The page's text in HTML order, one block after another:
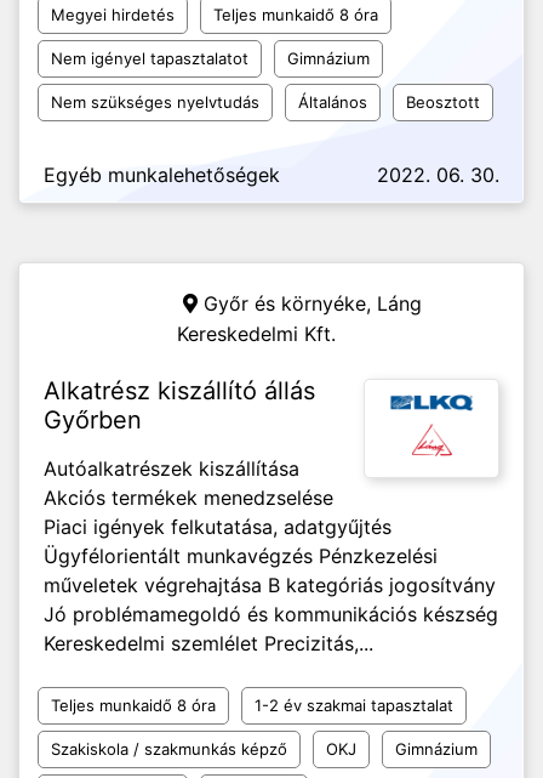
Megyei hirdetés Teljes munkaidő 8 óra
Nem igényel tapasztalatot Gimnázium
Nem szükséges nyelvtudás Általános Beosztott
Egyéb munkalehetőségek 2022. 06. 30.
Győr és környéke, Láng
Kereskedelmi Kft.
Alkatrész kiszállító állás
Győrben
Autóalkatrészek kiszállítása
Akciós termékek menedzselése
Piaci igények felkutatása, adatgyűjtés
Ügyfélorientált munkavégzés Pénzkezelési
műveletek végrehajtása B kategóriás jogosítvány
Jó problémamegoldó és kommunikációs készség
Kereskedelmi szemlélet Precizitás,...
Teljes munkaidő 8 óra 1-2 év szakmai tapasztalat
Szakiskola / szakmunkás képző OKJ Gimnázium